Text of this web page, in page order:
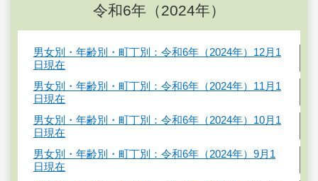
令和6年（2024年）
男女別・年齢別・町丁別：令和6年（2024年）12月1
日現在
男女別・年齢別・町丁別：令和6年（2024年）11月1
日現在
男女別・年齢別・町丁別：令和6年（2024年）10月1
日現在
男女別・年齢別・町丁別：令和6年（2024年）9月1
日現在